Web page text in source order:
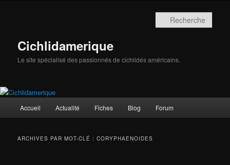
Cichlidamerique
Le site spécialisé des passionnés de cichlidés américains.
principal
Accueil Actualité Fiches Blog Forum
ARCHIVES PAR MOT-CLÉ :CORYPHAENOIDES